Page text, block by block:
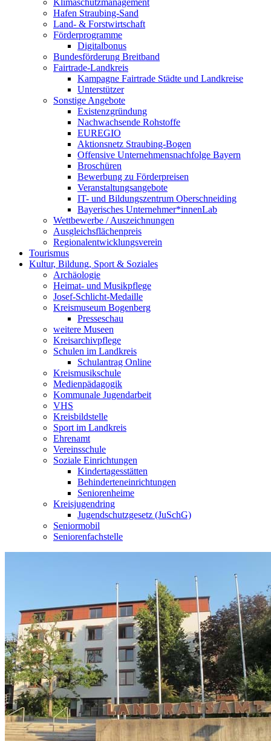
Klimaschutzmanagement
Hafen Straubing-Sand
Land- & Forstwirtschaft
Förderprogramme
Digitalbonus
Bundesförderung Breitband
Fairtrade-Landkreis
Kampagne Fairtrade Städte und Landkreise
Unterstützer
Sonstige Angebote
Existenzgründung
Nachwachsende Rohstoffe
EUREGIO
Aktionsnetz Straubing-Bogen
Offensive Unternehmensnachfolge Bayern
Broschüren
Bewerbung zu Förderpreisen
Veranstaltungsangebote
IT- und Bildungszentrum Oberschneiding
Bayerisches Unternehmer*innenLab
Wettbewerbe / Auszeichnungen
Ausgleichsflächenpreis
Regionalentwicklungsverein
Tourismus
Kultur, Bildung, Sport & Soziales
Archäologie
Heimat- und Musikpflege
Josef-Schlicht-Medaille
Kreismuseum Bogenberg
Presseschau
weitere Museen
Kreisarchivpflege
Schulen im Landkreis
Schulantrag Online
Kreismusikschule
Medienpädagogik
Kommunale Jugendarbeit
VHS
Kreisbildstelle
Sport im Landkreis
Ehrenamt
Vereinsschule
Soziale Einrichtungen
Kindertagesstätten
Behinderteneinrichtungen
Seniorenheime
Kreisjugendring
Jugendschutzgesetz (JuSchG)
Seniormobil
Seniorenfachstelle